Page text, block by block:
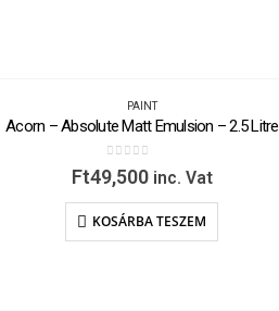
PAINT
Acorn – Absolute Matt Emulsion – 2.5 Litre
0 out of 5
Ft49,500 inc. Vat
KOSÁRBA TESZEM